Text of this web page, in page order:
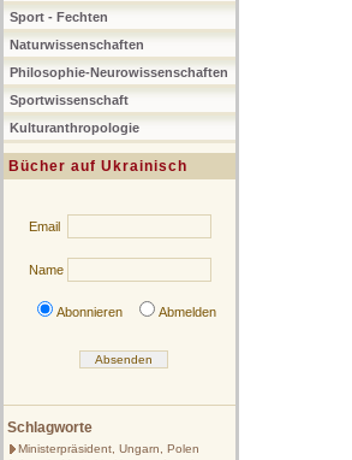
Sport - Fechten
Naturwissenschaften
Philosophie-Neurowissenschaften
Sportwissenschaft
Kulturanthropologie
Bücher auf Ukrainisch
Email
Name
Abonnieren Abmelden
Schlagworte
Ministerpräsident, Ungarn, Polen